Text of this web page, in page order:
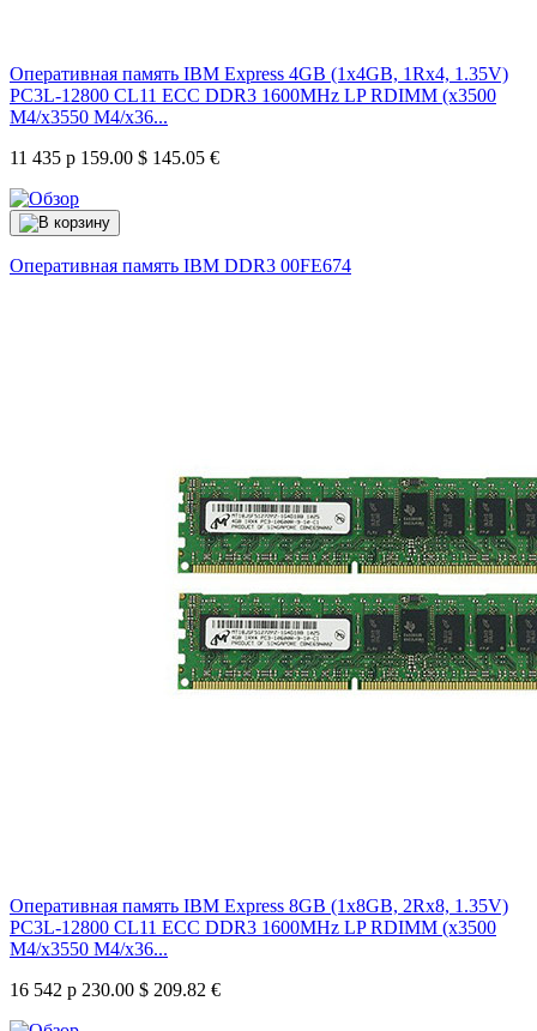
Оперативная память IBM Express 4GB (1x4GB, 1Rx4, 1.35V)
PC3L-12800 CL11 ECC DDR3 1600MHz LP RDIMM (x3500
M4/x3550 M4/x36...
11 435 р 159.00 $ 145.05 €
Оперативная память IBM DDR3 00FE674
Оперативная память IBM Express 8GB (1x8GB, 2Rx8, 1.35V)
PC3L-12800 CL11 ECC DDR3 1600MHz LP RDIMM (x3500
M4/x3550 M4/x36...
16 542 р 230.00 $ 209.82 €